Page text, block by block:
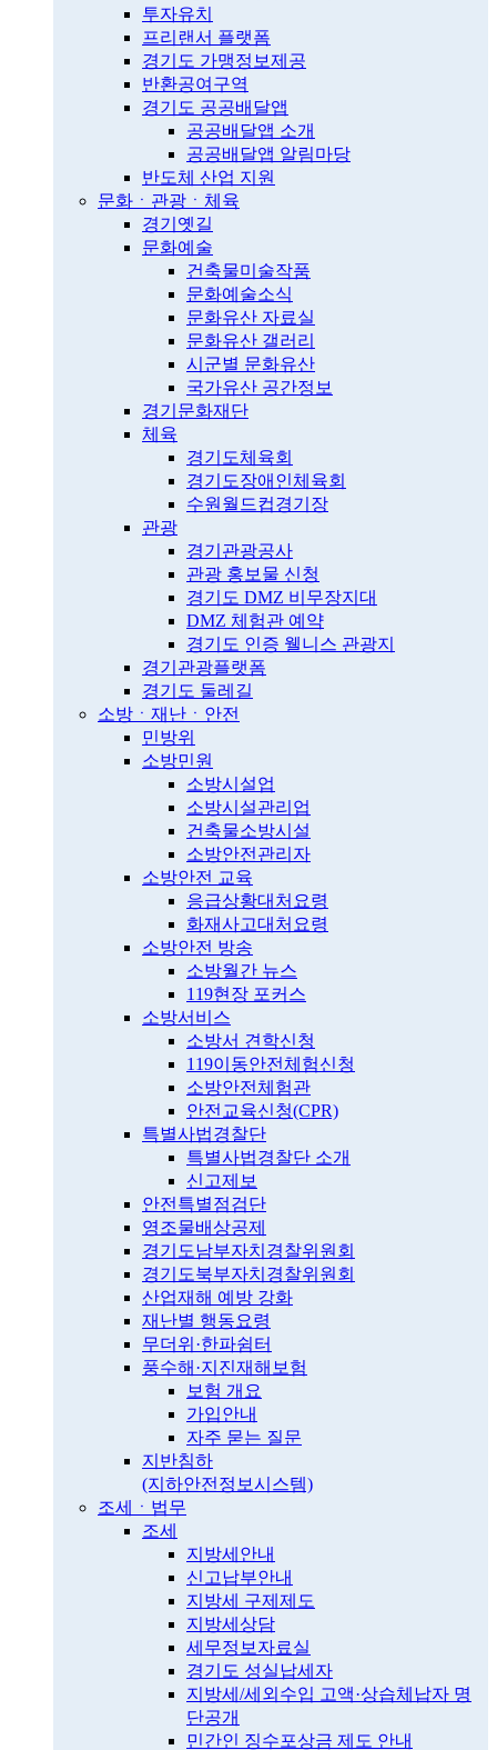
투자유치
프리랜서 플랫폼
경기도 가맹정보제공
반환공여구역
경기도 공공배달앱
공공배달앱 소개
공공배달앱 알림마당
반도체 산업 지원
문화ㆍ관광ㆍ체육
경기옛길
문화예술
건축물미술작품
문화예술소식
문화유산 자료실
문화유산 갤러리
시군별 문화유산
국가유산 공간정보
경기문화재단
체육
경기도체육회
경기도장애인체육회
수원월드컵경기장
관광
경기관광공사
관광 홍보물 신청
경기도 DMZ 비무장지대
DMZ 체험관 예약
경기도 인증 웰니스 관광지
경기관광플랫폼
경기도 둘레길
소방ㆍ재난ㆍ안전
민방위
소방민원
소방시설업
소방시설관리업
건축물소방시설
소방안전관리자
소방안전 교육
응급상황대처요령
화재사고대처요령
소방안전 방송
소방월간 뉴스
119현장 포커스
소방서비스
소방서 견학신청
119이동안전체험신청
소방안전체험관
안전교육신청(CPR)
특별사법경찰단
특별사법경찰단 소개
신고제보
안전특별점검단
영조물배상공제
경기도남부자치경찰위원회
경기도북부자치경찰위원회
산업재해 예방 강화
재난별 행동요령
무더위·한파쉼터
풍수해·지진재해보험
보험 개요
가입안내
자주 묻는 질문
지반침하
(지하안전정보시스템)
조세ㆍ법무
조세
지방세안내
신고납부안내
지방세 구제제도
지방세상담
세무정보자료실
경기도 성실납세자
지방세/세외수입 고액·상습체납자 명
단공개
민간인 징수포상금 제도 안내